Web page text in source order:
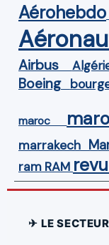
Aérohebdo
Airbus
Boeing
maroc
marrakech
ram RAM
✈ LE